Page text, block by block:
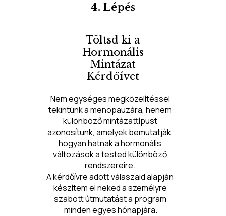
4. Lépés
Nem egységes megközelítéssel
tekintünk a menopauzára, henem
különböző mintázattípust
azonosítunk, amelyek bemutatják,
hogyan hatnak a hormonális
változások a tested különböző
rendszereire.
A kérdőívre adott válaszaid alapján
készítem el neked a személyre
szabott útmutatást a program
minden egyes hónapjára.
Töltsd ki a
Hormonális
Mintázat
Kérdőívet